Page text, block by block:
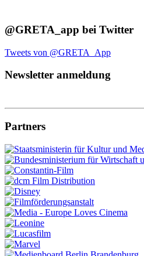
@GRETA_app bei Twitter
Tweets von @GRETA_App
Newsletter anmeldung
Partners